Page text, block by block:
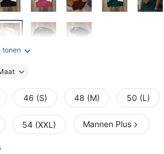
tonen
46 (S) 48 (M) 50 (L)
54 (XXL) Mannen Plus